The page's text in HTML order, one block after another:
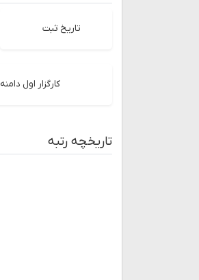
تاریخ ثبت
کارگزار اول دامنه
تاریخچه رتبه